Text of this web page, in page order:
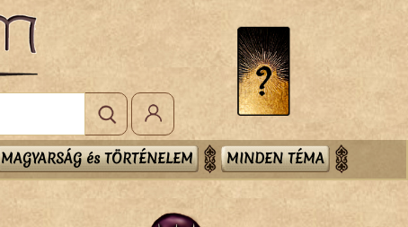
MAGYARSÁG és TÖRTÉNELEM MINDEN TÉMA